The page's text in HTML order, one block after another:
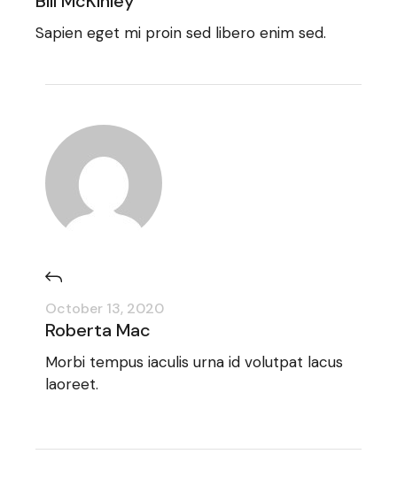
Sapien eget mi proin sed libero enim sed.
October 13, 2020
Roberta Mac
Morbi tempus iaculis urna id volutpat lacus
laoreet.